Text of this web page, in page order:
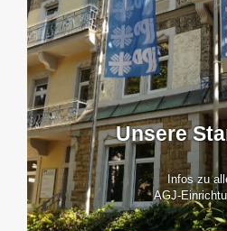
Unsere
Infos zu
AGJ-